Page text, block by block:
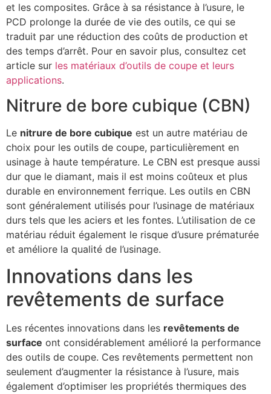
et les composites. Grâce à sa résistance à l’usure, le
PCD prolonge la durée de vie des outils, ce qui se
traduit par une réduction des coûts de production et
des temps d’arrêt. Pour en savoir plus, consultez cet
article sur les matériaux d’outils de coupe et leurs
applications.
Nitrure de bore cubique (CBN)
Le nitrure de bore cubique est un autre matériau de
choix pour les outils de coupe, particulièrement en
usinage à haute température. Le CBN est presque aussi
dur que le diamant, mais il est moins coûteux et plus
durable en environnement ferrique. Les outils en CBN
sont généralement utilisés pour l’usinage de matériaux
durs tels que les aciers et les fontes. L’utilisation de ce
matériau réduit également le risque d’usure prématurée
et améliore la qualité de l’usinage.
Innovations dans les
revêtements de surface
Les récentes innovations dans les revêtements de
surface ont considérablement amélioré la performance
des outils de coupe. Ces revêtements permettent non
seulement d’augmenter la résistance à l’usure, mais
également d’optimiser les propriétés thermiques des